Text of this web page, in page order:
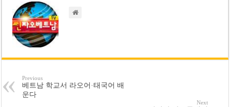
Previous
베트남 학교서 라오어·태국어 배
운다
Next